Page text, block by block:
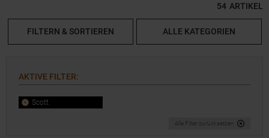
54 ARTIKEL
FILTERN & SORTIEREN ALLE KATEGORIEN
AKTIVE FILTER:
Scott
Alle Filter zurücksetzen